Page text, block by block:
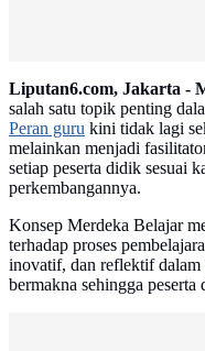
Liputan6.com, Jakarta -
salah satu topik penting
Peran guru kini tidak lagi
melainkan menjadi
setiap peserta didik sesuai
perkembangannya.
Konsep Merdeka Belajar
terhadap proses
inovatif, dan reflektif dalam
bermakna sehingga